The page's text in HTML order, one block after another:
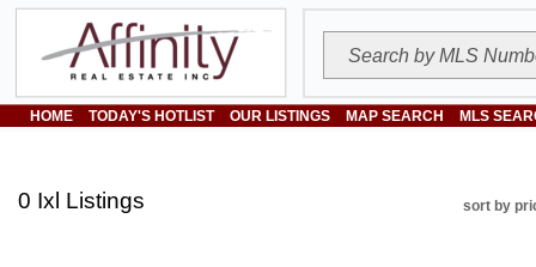
HOME TODAY'S HOTLIST OUR LISTINGS MAP SEARCH MLS
0 Ixl Listings sort by